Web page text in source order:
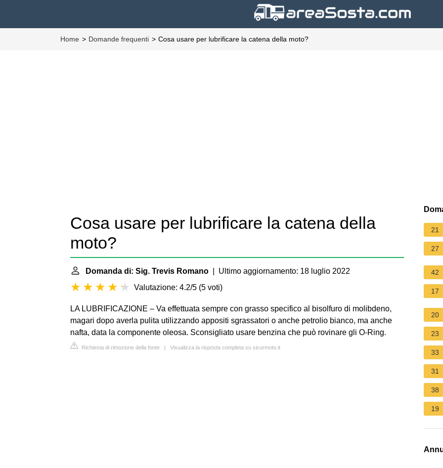
Home Domande frequenti Cosa usare per lubrificare la catena della moto?
Cosa usare per lubrificare la catena della
moto?
Domanda di: Sig. Trevis Romano | Ultimo aggiornamento: 18 luglio 2022
Valutazione: 4.2/5 (5 voti)
LA LUBRIFICAZIONE – Va effettuata sempre con grasso specifico al bisolfuro di molibdeno,
magari dopo averla pulita utilizzando appositi sgrassatori o anche petrolio bianco, ma anche
nafta, data la componente oleosa. Sconsigliato usare benzina che può rovinare gli O-Ring.
Richiesta di rimozione della fonte | Visualizza la risposta completa su sicurmoto.it
21
27
42
17
20
23
33
31
38
19